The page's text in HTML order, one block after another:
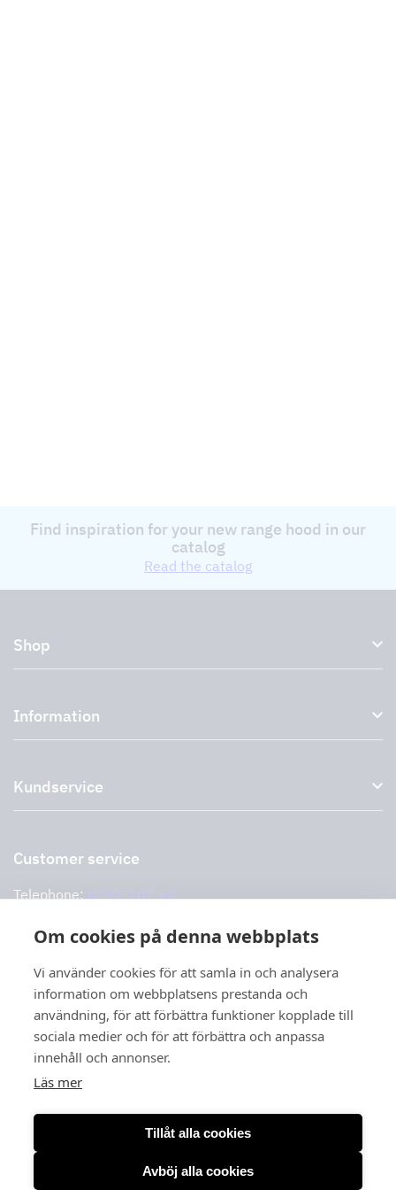
Om cookies på denna webbplats
Vi använder cookies för att samla in och analysera
information om webbplatsens prestanda och
användning, för att förbättra funktioner kopplade till
sociala medier och för att förbättra och anpassa
innehåll och annonser.
Läs mer
Tillåt alla cookies
Avböj alla cookies
Find inspiration for your new range hood in our
catalog
Read the catalog
Shop
External ventilation fans
Plasma filter
Outlet
Storköksprodukter PRO
Information
Environment
Support and services
Cookies
Privacy policy
Kundservice
Return of product
Customer service
Telephone:0291-107 50
Lunch closed: 12.30-13.00
Showroom
Book your visit to our showroom in Hedesunda by calling
0291-47 77
or emailorder@tovenco.se.